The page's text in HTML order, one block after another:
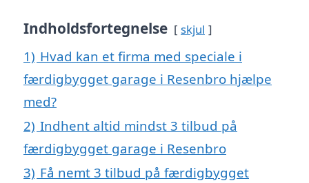
Indholdsfortegnelse skjul
1) Hvad kan et firma med speciale i
færdigbygget garage i Resenbro hjælpe
med?
2) Indhent altid mindst 3 tilbud på
færdigbygget garage i Resenbro
3) Få nemt 3 tilbud på færdigbygget